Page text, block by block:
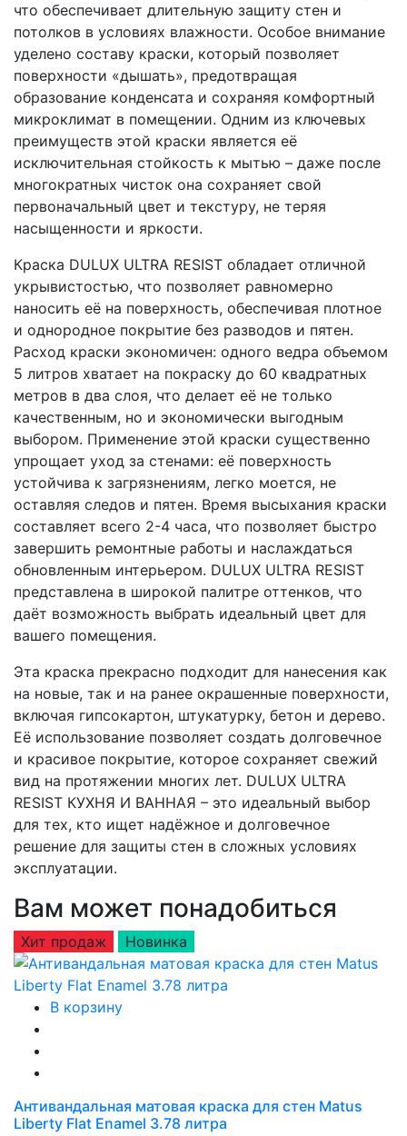
что обеспечивает длительную защиту стен и
потолков в условиях влажности. Особое внимание
уделено составу краски, который позволяет
поверхности «дышать», предотвращая
образование конденсата и сохраняя комфортный
микроклимат в помещении. Одним из ключевых
преимуществ этой краски является её
исключительная стойкость к мытью – даже после
многократных чисток она сохраняет свой
первоначальный цвет и текстуру, не теряя
насыщенности и яркости.
Краска DULUX ULTRA RESIST обладает отличной
укрывистостью, что позволяет равномерно
наносить её на поверхность, обеспечивая плотное
и однородное покрытие без разводов и пятен.
Расход краски экономичен: одного ведра объемом
5 литров хватает на покраску до 60 квадратных
метров в два слоя, что делает её не только
качественным, но и экономически выгодным
выбором. Применение этой краски существенно
упрощает уход за стенами: её поверхность
устойчива к загрязнениям, легко моется, не
оставляя следов и пятен. Время высыхания краски
составляет всего 2-4 часа, что позволяет быстро
завершить ремонтные работы и наслаждаться
обновленным интерьером. DULUX ULTRA RESIST
представлена в широкой палитре оттенков, что
даёт возможность выбрать идеальный цвет для
вашего помещения.
Эта краска прекрасно подходит для нанесения как
на новые, так и на ранее окрашенные поверхности,
включая гипсокартон, штукатурку, бетон и дерево.
Её использование позволяет создать долговечное
и красивое покрытие, которое сохраняет свежий
вид на протяжении многих лет. DULUX ULTRA
RESIST КУХНЯ И ВАННАЯ – это идеальный выбор
для тех, кто ищет надёжное и долговечное
решение для защиты стен в сложных условиях
эксплуатации.
Вам может понадобиться
Хит продаж Новинка
В корзину
Антивандальная матовая краска для стен Matus
Liberty Flat Enamel 3.78 литра